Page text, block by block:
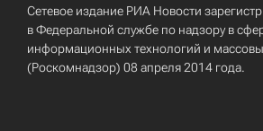
Сетевое издание РИА Новости
в Федеральной службе по надзору в
информационных технологий и
(Роскомнадзор) 08 апреля 2014 года.